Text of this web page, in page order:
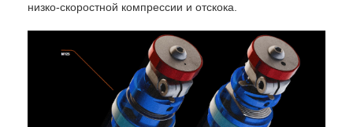
низко-скоростной компрессии и отскока.